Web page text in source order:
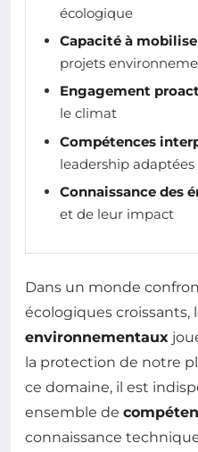
écologique
Capacité à
projets
Engagement
le climat
Compétences
leadership adaptées
Connaissance des
et de leur impact
Dans un monde
écologiques croissants,
environnementaux
la protection de notre
ce domaine, il est
ensemble de
connaissance